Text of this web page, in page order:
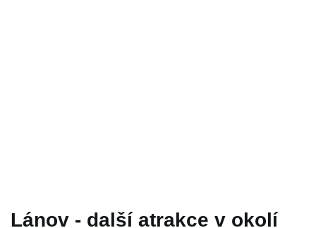
Lánov - další atrakce v okolí